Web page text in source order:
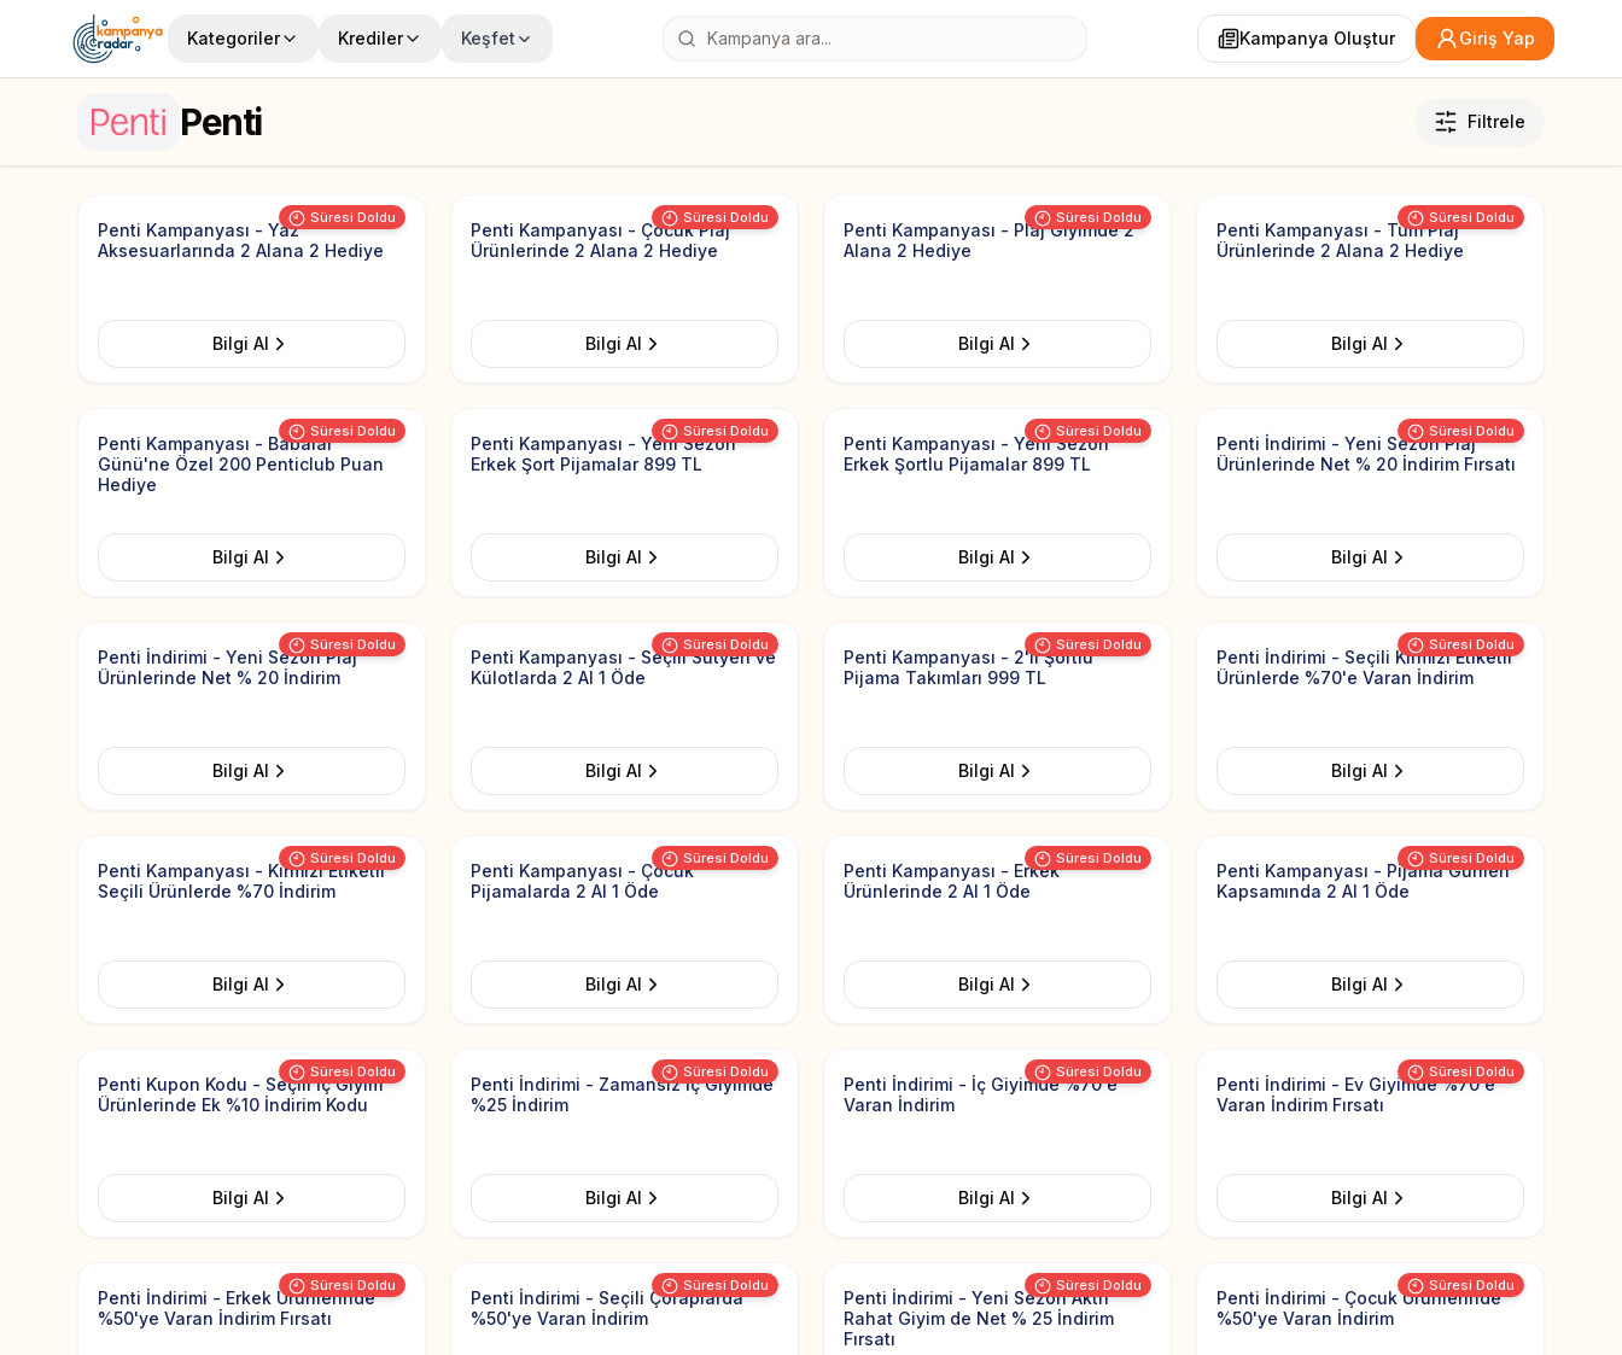
Kategoriler Krediler Keşfet Kampanya Oluştur Giriş Yap
Penti Filtrele
Süresi Doldu
Penti Kampanyası - Yaz
Aksesuarlarında 2 Alana 2 Hediye
Bilgi Al
Süresi Doldu
Penti Kampanyası - Çocuk Plaj
Ürünlerinde 2 Alana 2 Hediye
Bilgi Al
Süresi Doldu
Penti Kampanyası - Plaj Giyimde 2
Alana 2 Hediye
Bilgi Al
Süresi Doldu
Penti Kampanyası - Tüm Plaj
Ürünlerinde 2 Alana 2 Hediye
Bilgi Al
Süresi Doldu
Add to Favorites
Penti Kampanyası - Babalar
Günü'ne Özel 200 Penticlub Puan
Hediye
Bilgi Al
Süresi Doldu
Add to Favorites
Penti Kampanyası - Yeni Sezon
Erkek Şort Pijamalar 899 TL
Bilgi Al
Süresi Doldu
Add to Favorites
Penti Kampanyası - Yeni Sezon
Erkek Şortlu Pijamalar 899 TL
Bilgi Al
Süresi Doldu
Add to
Penti İndirimi - Yeni Sezon Plaj
Ürünlerinde Net % 20 İndirim Fırsatı
Bilgi Al
Süresi Doldu
Add to Favorites
Penti İndirimi - Yeni Sezon Plaj
Ürünlerinde Net % 20 İndirim
Bilgi Al
Süresi Doldu
Add to Favorites
Penti Kampanyası - Seçili Sütyen ve
Külotlarda 2 Al 1 Öde
Bilgi Al
Süresi Doldu
Add to Favorites
Penti Kampanyası - 2'li Şortlu
Pijama Takımları 999 TL
Bilgi Al
Süresi Doldu
Add to
Penti İndirimi - Seçili Kırmızı Etiketli
Ürünlerde %70'e Varan İndirim
Bilgi Al
Süresi Doldu
Add to Favorites
Penti Kampanyası - Kırmızı Etiketli
Seçili Ürünlerde %70 İndirim
Bilgi Al
Süresi Doldu
Add to Favorites
Penti Kampanyası - Çocuk
Pijamalarda 2 Al 1 Öde
Bilgi Al
Süresi Doldu
Add to Favorites
Penti Kampanyası - Erkek
Ürünlerinde 2 Al 1 Öde
Bilgi Al
Süresi Doldu
Add to
Penti Kampanyası - Pijama Günleri
Kapsamında 2 Al 1 Öde
Bilgi Al
Süresi Doldu
Add to Favorites
Penti Kupon Kodu - Seçili İç Giyim
Ürünlerinde Ek %10 İndirim Kodu
Bilgi Al
Süresi Doldu
Add to Favorites
Penti İndirimi - Zamansız İç Giyimde
%25 İndirim
Bilgi Al
Süresi Doldu
Add to Favorites
Penti İndirimi - İç Giyimde %70'e
Varan İndirim
Bilgi Al
Süresi Doldu
Add to
Penti İndirimi - Ev Giyimde %70'e
Varan İndirim Fırsatı
Bilgi Al
Süresi Doldu
Add to Favorites
Penti İndirimi - Erkek Ürünlerinde
%50'ye Varan İndirim Fırsatı
Süresi Doldu
Add to Favorites
Penti İndirimi - Seçili Çoraplarda
%50'ye Varan İndirim
Süresi Doldu
Add to Favorites
Penti İndirimi - Yeni Sezon Aktif
Rahat Giyim de Net % 25 İndirim
Fırsatı
Süresi Doldu
Add to
Penti İndirimi - Çocuk Ürünlerinde
%50'ye Varan İndirim